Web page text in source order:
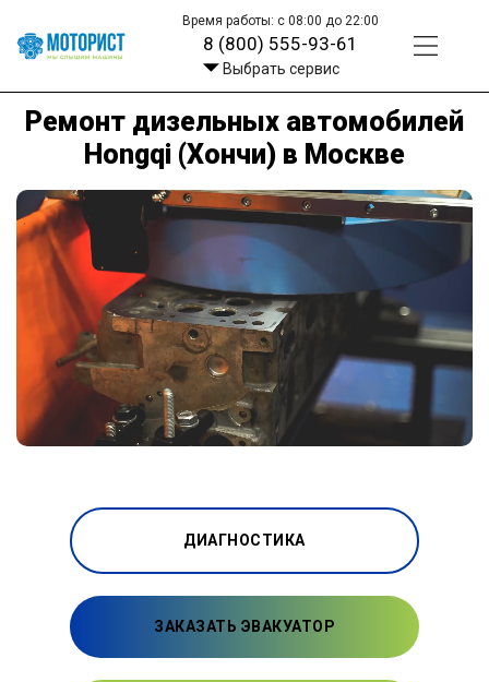
Время работы: с 08:00 до 22:00
8 (800) 555-93-61
Выбрать сервис
Ремонт дизельных автомобилей
Hongqi (Хончи) в Москве
ДИАГНОСТИКА
ЗАКАЗАТЬ ЭВАКУАТОР